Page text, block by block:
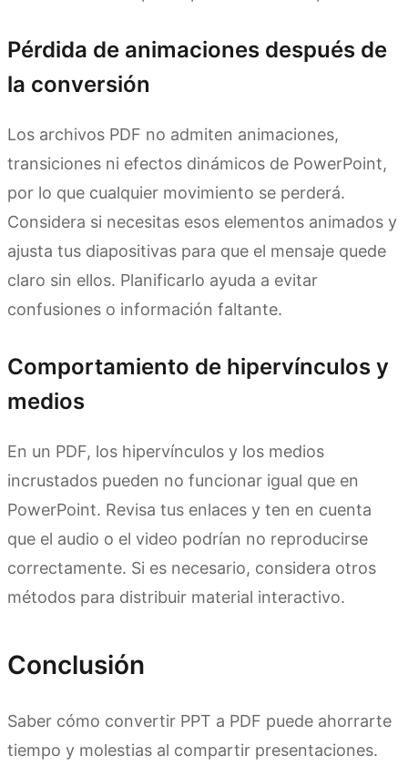
Pérdida de animaciones después de
la conversión
Los archivos PDF no admiten animaciones,
transiciones ni efectos dinámicos de PowerPoint,
por lo que cualquier movimiento se perderá.
Considera si necesitas esos elementos animados y
ajusta tus diapositivas para que el mensaje quede
claro sin ellos. Planificarlo ayuda a evitar
confusiones o información faltante.
Comportamiento de hipervínculos y
medios
En un PDF, los hipervínculos y los medios
incrustados pueden no funcionar igual que en
PowerPoint. Revisa tus enlaces y ten en cuenta
que el audio o el video podrían no reproducirse
correctamente. Si es necesario, considera otros
métodos para distribuir material interactivo.
Conclusión
Saber cómo convertir PPT a PDF puede ahorrarte
tiempo y molestias al compartir presentaciones.